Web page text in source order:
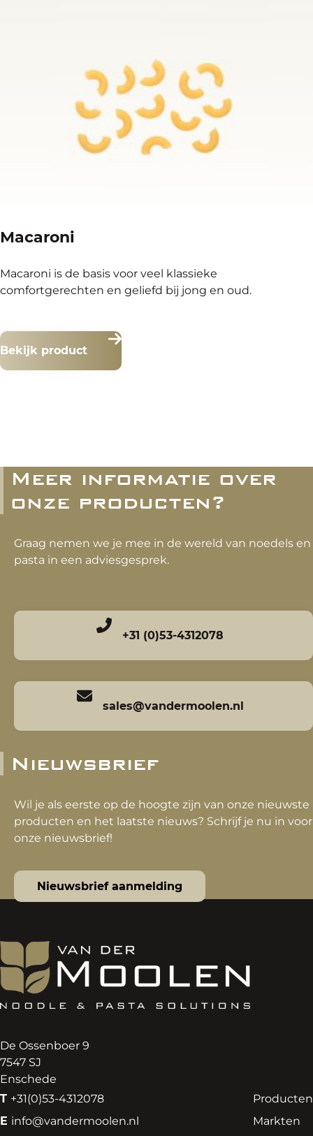
Macaroni
Macaroni is de basis voor veel klassieke
comfortgerechten en geliefd bij jong en oud.
Bekijk product
Meer informatie over
onze producten?
Graag nemen we je mee in de wereld van noedels en
pasta in een adviesgesprek.
+31 (0)53-4312078
sales@vandermoolen.nl
Nieuwsbrief
Wil je als eerste op de hoogte zijn van onze nieuwste
producten en het laatste nieuws? Schrijf je nu in voor
onze nieuwsbrief!
Nieuwsbrief aanmelding
De Ossenboer 9
7547 SJ
Enschede
T +31(0)53-4312078
E info@vandermoolen.nl
Producten
Markten